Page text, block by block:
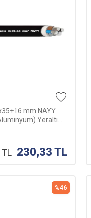
mm NAYY
Yeraltı
TL 230,33 TL
%46